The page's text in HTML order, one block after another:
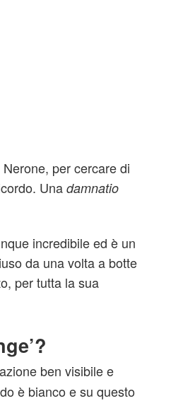
per cercare di
Una damnatio
incredibile ed è un
da una volta a botte
per tutta la sua
ben visibile e
è bianco e su questo